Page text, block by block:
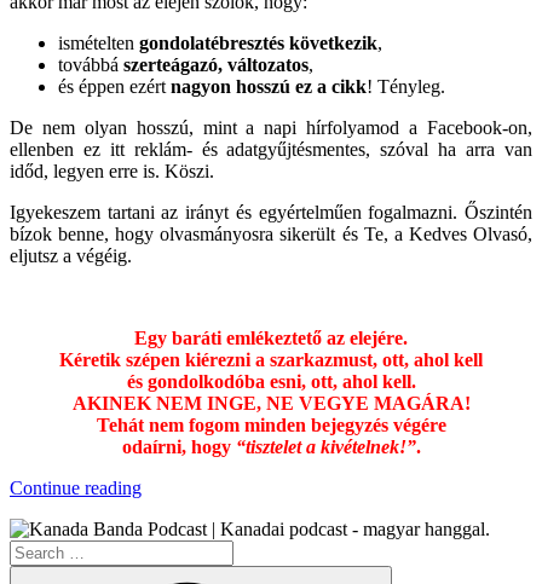
ismételten gondolatébresztés következik,
továbbá szerteágazó, változatos,
és éppen ezért nagyon hosszú ez a cikk! Tényleg.
De nem olyan hosszú, mint a napi hírfolyamod a Facebook-on,
ellenben ez itt reklám- és adatgyűjtésmentes, szóval ha arra van
időd, legyen erre is. Köszi.
Igyekeszem tartani az irányt és egyértelműen fogalmazni. Őszintén
bízok benne, hogy olvasmányosra sikerült és Te, a Kedves Olvasó,
eljutsz a végéig.
Egy baráti emlékeztető az elejére.
Kéretik szépen kiérezni a szarkazmust, ott, ahol kell
és gondolkodóba esni, ott, ahol kell.
AKINEK NEM INGE, NE VEGYE MAGÁRA!
Tehát nem fogom minden bejegyzés végére
odaírni, hogy “tisztelet a kivételnek!”.
Continue reading“Méregzöld!”
Search
for: